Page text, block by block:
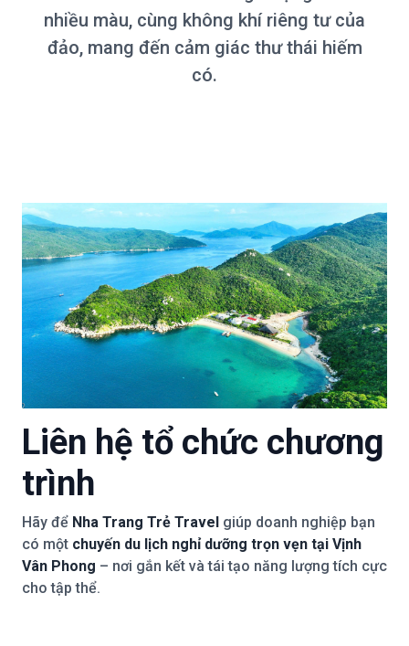
nhiều màu, cùng không khí riêng tư của
đảo, mang đến cảm giác thư thái hiếm
có.
Liên hệ tổ chức chương
trình
Hãy để Nha Trang Trẻ Travel giúp doanh nghiệp bạn
có một chuyến du lịch nghỉ dưỡng trọn vẹn tại Vịnh
Vân Phong – nơi gắn kết và tái tạo năng lượng tích cực
cho tập thể.